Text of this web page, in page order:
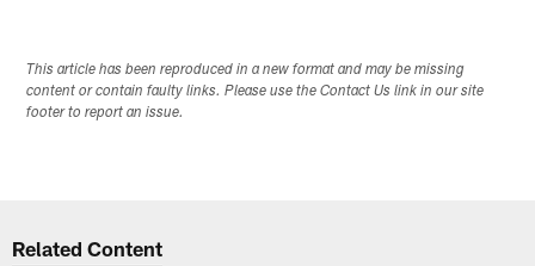
This article has been reproduced in a new format and may be missing
content or contain faulty links. Please use the Contact Us link in our site
footer to report an issue.
Related Content